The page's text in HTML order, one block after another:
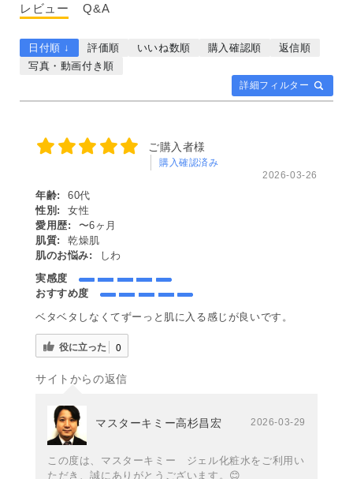
レビュー Q&A
詳細フィルター
日付順 ↓ 評価順 いいね数順 購入確認順
返信順
写真・動画付き順
ご購入者様
購入確認済み
2026-03-26
年齢:
60代
性別:
女性
愛用歴:
〜6ヶ月
肌質:
乾燥肌
肌のお悩み:
しわ
実感度
おすすめ度
ベタベタしなくてずーっと肌に入る感じが良いです。
役に立った 0
サイトからの返信
マスターキミー高杉昌宏 2026-03-29
この度は、マスターキミー ジェル化粧水をご利用い
ただき、誠にありがとうございます。😊